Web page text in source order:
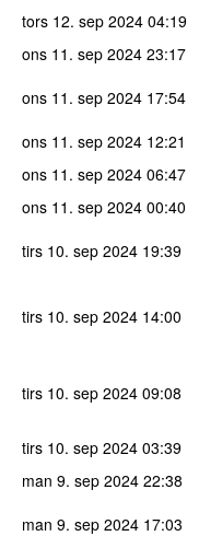
tors 12. sep 2024 04:19
ons 11. sep 2024 23:17
ons 11. sep 2024 17:54
ons 11. sep 2024 12:21
ons 11. sep 2024 06:47
ons 11. sep 2024 00:40
tirs 10. sep 2024 19:39
tirs 10. sep 2024 14:00
tirs 10. sep 2024 09:08
tirs 10. sep 2024 03:39
man 9. sep 2024 22:38
man 9. sep 2024 17:03